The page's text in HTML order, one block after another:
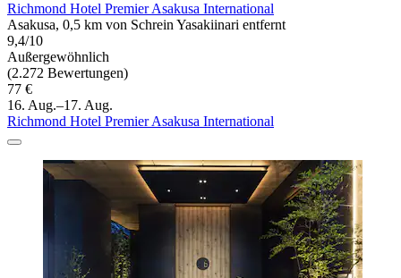
Richmond Hotel Premier Asakusa International
Asakusa, 0,5 km von Schrein Yasakiinari entfernt
9,4/10
Außergewöhnlich
(2.272 Bewertungen)
77 €
16. Aug.–17. Aug.
Richmond Hotel Premier Asakusa International